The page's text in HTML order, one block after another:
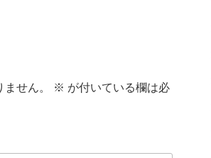
せん。 ※ が付いている欄は必